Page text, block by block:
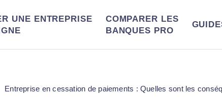
UNE ENTREPRISE
COMPARER LES
BANQUES PRO
Entreprise en cessation de paiements : Quelles sont les